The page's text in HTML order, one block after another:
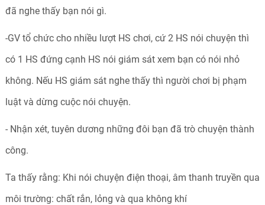
đã nghe thấy bạn nói gì.
-GV tổ chức cho nhiều lượt HS chơi, cứ 2 HS nói chuyện thì
có 1 HS đứng cạnh HS nói giám sát xem bạn có nói nhỏ
không. Nếu HS giám sát nghe thấy thì người chơi bị phạm
luật và dừng cuộc nói chuyện.
- Nhận xét, tuyên dương những đôi bạn đã trò chuyện thành
công.
Ta thấy rằng: Khi nói chuyện điện thoại, âm thanh truyền qua
môi trường: chất rắn, lỏng và qua không khí